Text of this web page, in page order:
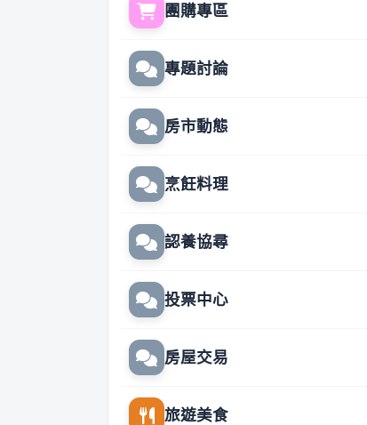
團購專區
專題討論
房市動態
烹飪料理
認養協尋
投票中心
房屋交易
旅遊美食